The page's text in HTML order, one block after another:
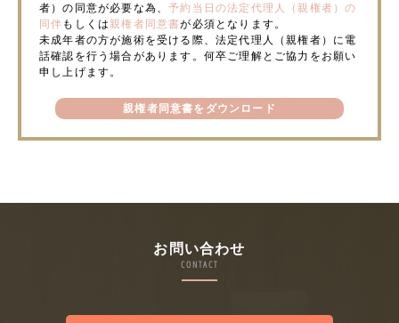
者）の同意が必要な為、予約当日の法定代理人（親権者）の
同伴 もしくは親権者同意書が必須となります。
未成年者の方が施術を受ける際、法定代理人（親権者）に電
話確認を行う場合があります。何卒ご理解とご協力をお願い
申し上げます。
親権者同意書をダウンロード
お問い合わせ
CONTACT